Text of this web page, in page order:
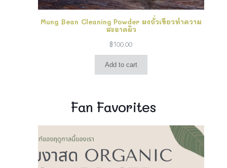
Mung Bean Cleaning Powder ผงถั่วเขียวทำความ
สะอาดผิว
฿100.00
Add to cart
Fan Favorites